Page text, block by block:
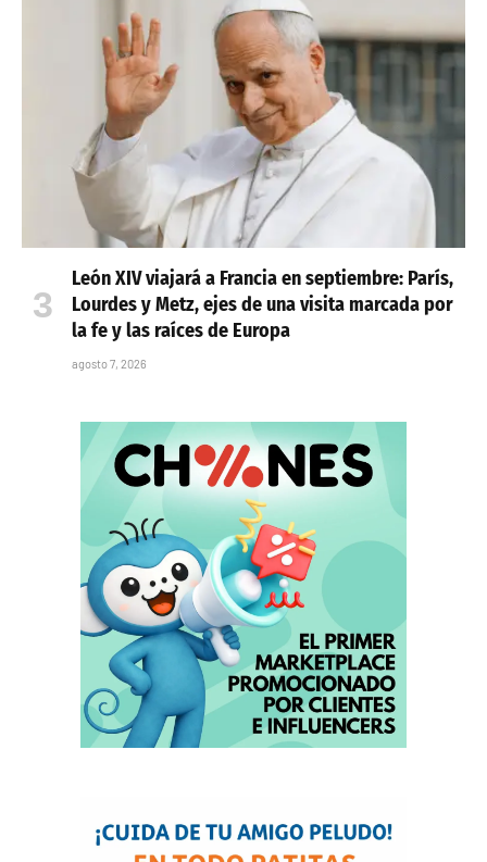
León XIV viajará a Francia en septiembre: París,
Lourdes y Metz, ejes de una visita marcada por
la fe y las raíces de Europa
agosto 7, 2026